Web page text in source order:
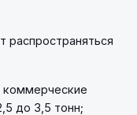
распространяться
коммерческие
до 3,5 тонн;